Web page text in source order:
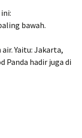
bawah.
Yaitu: Jakarta,
Panda hadir juga di